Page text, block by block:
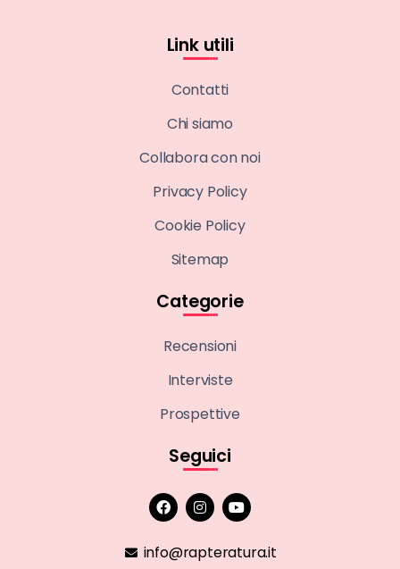
Link utili
Contatti
Chi siamo
Collabora con noi
Privacy Policy
Cookie Policy
Sitemap
Categorie
Recensioni
Interviste
Prospettive
Seguici
info@rapteratura.it